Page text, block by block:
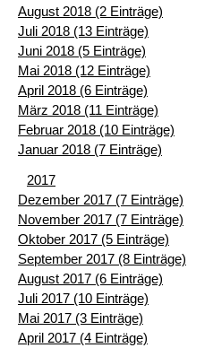
August 2018 (2 Einträge)
Juli 2018 (13 Einträge)
Juni 2018 (5 Einträge)
Mai 2018 (12 Einträge)
April 2018 (6 Einträge)
März 2018 (11 Einträge)
Februar 2018 (10 Einträge)
Januar 2018 (7 Einträge)
2017
Dezember 2017 (7 Einträge)
November 2017 (7 Einträge)
Oktober 2017 (5 Einträge)
September 2017 (8 Einträge)
August 2017 (6 Einträge)
Juli 2017 (10 Einträge)
Mai 2017 (3 Einträge)
April 2017 (4 Einträge)